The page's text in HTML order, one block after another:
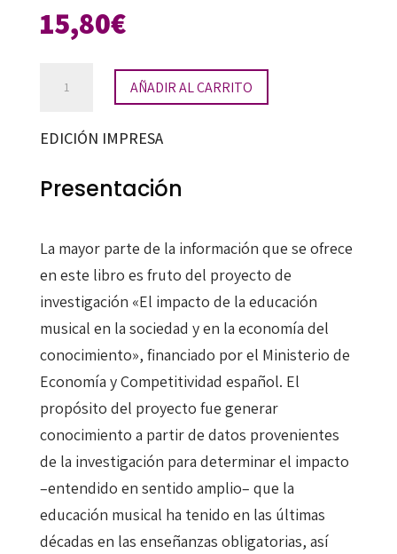
15,80€
educación
cantidad
AÑADIR AL CARRITO
EDICIÓN IMPRESA
Presentación
La mayor parte de la información que se ofrece
en este libro es fruto del proyecto de
investigación «El impacto de la educación
musical en la sociedad y en la economía del
conocimiento», financiado por el Ministerio de
Economía y Competitividad español. El
propósito del proyecto fue generar
conocimiento a partir de datos provenientes
de la investigación para determinar el impacto
–entendido en sentido amplio– que la
educación musical ha tenido en las últimas
décadas en las enseñanzas obligatorias, así